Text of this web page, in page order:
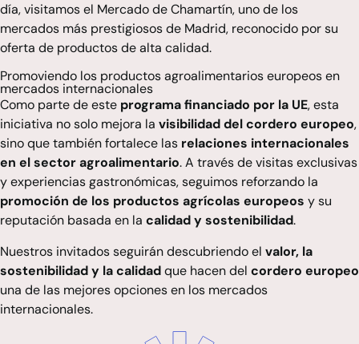
día, visitamos el Mercado de Chamartín, uno de los
mercados más prestigiosos de Madrid, reconocido por su
oferta de productos de alta calidad.
Promoviendo los productos agroalimentarios europeos en
mercados internacionales
Como parte de este programa financiado por la UE, esta
iniciativa no solo mejora la visibilidad del cordero europeo,
sino que también fortalece las relaciones internacionales
en el sector agroalimentario. A través de visitas exclusivas
y experiencias gastronómicas, seguimos reforzando la
promoción de los productos agrícolas europeos y su
reputación basada en la calidad y sostenibilidad.
Nuestros invitados seguirán descubriendo el valor, la
sostenibilidad y la calidadque hacen del cordero europeo
una de las mejores opciones en los mercados
internacionales.